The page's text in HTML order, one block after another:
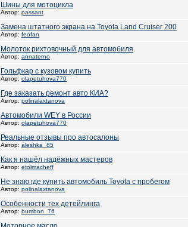
Шины для мотоцикла
Автор: passant
Замена штатного экрана на Toyota Land Cruiser 200
Автор: feofan
Молоток рихтовочный для автомобиля
Автор: annaterno
Гольфкар с кузовом купить
Автор: olapetuhova770
Где заказать ремонт авто КИА?
Автор: polinalaxtanova
Автомобили WEY в России
Автор: olapetuhova770
Реальные отзывы про автосалоны
Автор: aleshka_85
Как я нашёл надёжных мастеров
Автор: etolmacheff
Не знаю где купить автомобиль Toyota с пробегом
Автор: polinalaxtanova
Особенности тех детейлинга
Автор: bumbon_76